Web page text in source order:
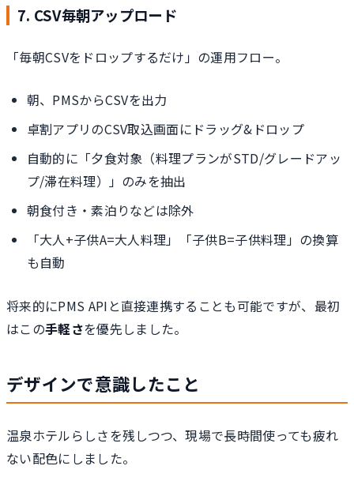
7. CSV毎朝アップロード
「毎朝CSVをドロップするだけ」の運用フロー。
朝、PMSからCSVを出力
卓割アプリのCSV取込画面にドラッグ&ドロップ
自動的に「夕食対象（料理プランがSTD/グレードアッ
プ/滞在料理）」のみを抽出
朝食付き・素泊りなどは除外
「大人+子供A=大人料理」「子供B=子供料理」の換算
も自動
将来的にPMS APIと直接連携することも可能ですが、最初
はこの手軽さを優先しました。
デザインで意識したこと
温泉ホテルらしさを残しつつ、現場で長時間使っても疲れ
ない配色にしました。